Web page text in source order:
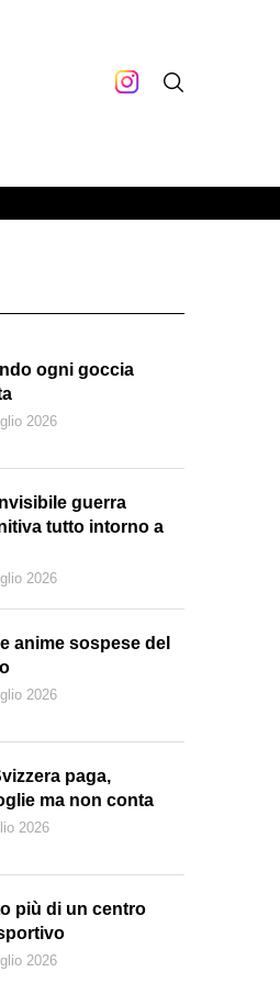
del regista Milo Rau
ogni goccia
2026
guerra
tutto intorno a
2026
anime sospese del
2026
paga,
ma non conta
2026
più di un centro
2026